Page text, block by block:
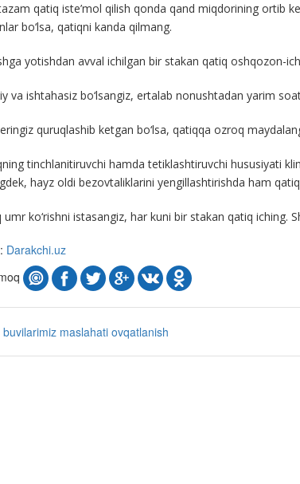
qatiq iste’mol qilish qonda qand miqdorining ortib
bo‘lsa, qatiqni kanda qilmang.
yotishdan avval ichilgan bir stakan qatiq oshqozon-
va ishtahasiz bo‘lsangiz, ertalab nonushtadan yarim
quruqlashib ketgan bo‘lsa, qatiqqa ozroq
tinchlanitiruvchi hamda tetiklashtiruvchi hususiyati
hayz oldi bezovtaliklarini yengillashtirishda ham
umr ko‘rishni istasangiz, har kuni bir stakan qatiq iching.
Darakchi.uz
buvilarimiz maslahati ovqatlanish